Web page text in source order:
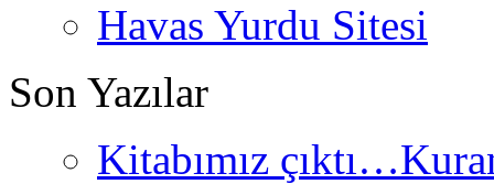
Havas Yurdu Sitesi
Son Yazılar
Kitabımız